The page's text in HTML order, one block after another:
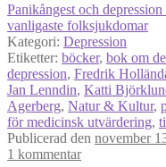
Panikångest och
vanligaste folksjukdomar
Kategori: Depression
Etiketter: böcker, bok om
depression, Fredrik
Jan Lenndin, Katti
Agerberg, Natur & Kultur,
för medicinsk utvärdering,
Publicerad den november
1 kommentar